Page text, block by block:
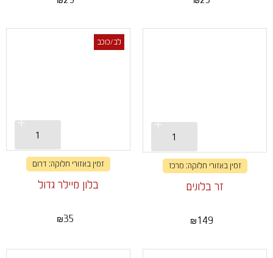
זמין באזורי חלוקה: מרכז
זר בלונים
₪ 149
לב/כוכב
זמין באזורי חלוקה: דרום
בלון מיילר גדול
₪35